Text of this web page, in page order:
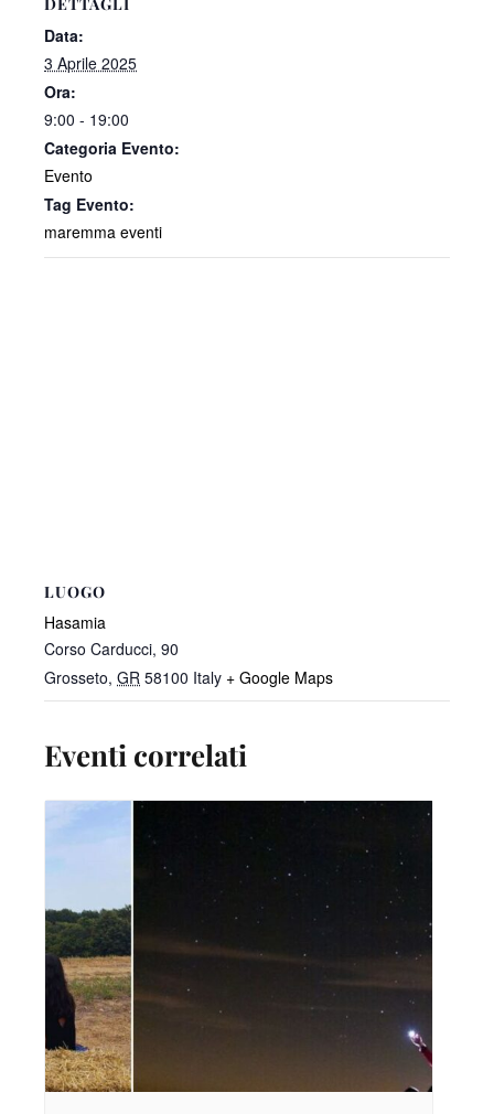
DETTAGLI
Data:
3 Aprile 2025
Ora:
9:00 - 19:00
Categoria Evento:
Evento
Tag Evento:
maremma eventi
LUOGO
Hasamia
Corso Carducci, 90
Grosseto, GR 58100 Italy + Google Maps
Eventi correlati